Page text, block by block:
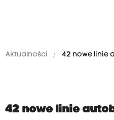
Aktualności 42 nowe linie
42 nowe linie